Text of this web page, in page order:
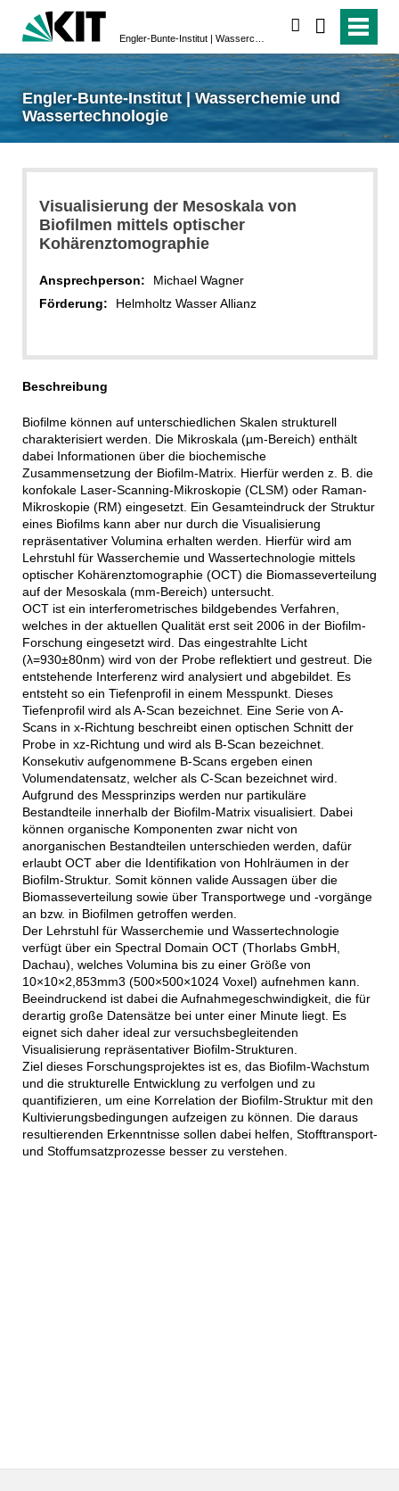
Engler-Bunte-Institut | Wasserchemie und
Wassertechnologie
Visualisierung der Mesoskala von
Biofilmen mittels optischer
Kohärenztomographie
Ansprechperson:
Michael Wagner
Förderung:
Helmholtz Wasser Allianz
Beschreibung
Biofilme können auf unterschiedlichen Skalen strukturell
charakterisiert werden. Die Mikroskala (µm-Bereich) enthält
dabei Informationen über die biochemische
Zusammensetzung der Biofilm-Matrix. Hierfür werden z. B. die
konfokale Laser-Scanning-Mikroskopie (CLSM) oder Raman-
Mikroskopie (RM) eingesetzt. Ein Gesamteindruck der Struktur
eines Biofilms kann aber nur durch die Visualisierung
repräsentativer Volumina erhalten werden. Hierfür wird am
Lehrstuhl für Wasserchemie und Wassertechnologie mittels
optischer Kohärenztomographie (OCT) die Biomasseverteilung
auf der Mesoskala (mm-Bereich) untersucht.
OCT ist ein interferometrisches bildgebendes Verfahren,
welches in der aktuellen Qualität erst seit 2006 in der Biofilm-
Forschung eingesetzt wird. Das eingestrahlte Licht
(λ=930±80nm) wird von der Probe reflektiert und gestreut. Die
entstehende Interferenz wird analysiert und abgebildet. Es
entsteht so ein Tiefenprofil in einem Messpunkt. Dieses
Tiefenprofil wird als A-Scan bezeichnet. Eine Serie von A-
Scans in x-Richtung beschreibt einen optischen Schnitt der
Probe in xz-Richtung und wird als B-Scan bezeichnet.
Konsekutiv aufgenommene B-Scans ergeben einen
Volumendatensatz, welcher als C-Scan bezeichnet wird.
Aufgrund des Messprinzips werden nur partikuläre
Bestandteile innerhalb der Biofilm-Matrix visualisiert. Dabei
können organische Komponenten zwar nicht von
anorganischen Bestandteilen unterschieden werden, dafür
erlaubt OCT aber die Identifikation von Hohlräumen in der
Biofilm-Struktur. Somit können valide Aussagen über die
Biomasseverteilung sowie über Transportwege und -vorgänge
an bzw. in Biofilmen getroffen werden.
Der Lehrstuhl für Wasserchemie und Wassertechnologie
verfügt über ein Spectral Domain OCT (Thorlabs GmbH,
Dachau), welches Volumina bis zu einer Größe von
10×10×2,853mm3 (500×500×1024 Voxel) aufnehmen kann.
Beeindruckend ist dabei die Aufnahmegeschwindigkeit, die für
derartig große Datensätze bei unter einer Minute liegt. Es
eignet sich daher ideal zur versuchsbegleitenden
Visualisierung repräsentativer Biofilm-Strukturen.
Ziel dieses Forschungsprojektes ist es, das Biofilm-Wachstum
und die strukturelle Entwicklung zu verfolgen und zu
quantifizieren, um eine Korrelation der Biofilm-Struktur mit den
Kultivierungsbedingungen aufzeigen zu können. Die daraus
resultierenden Erkenntnisse sollen dabei helfen, Stofftransport-
und Stoffumsatzprozesse besser zu verstehen.